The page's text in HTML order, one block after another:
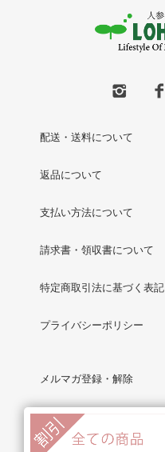
配送・送料について
返品について
支払い方法について
請求書・領収書について
特定商取引法に基づく表記
プライバシーポリシー
メルマガ登録・解除
RSS/ATOM